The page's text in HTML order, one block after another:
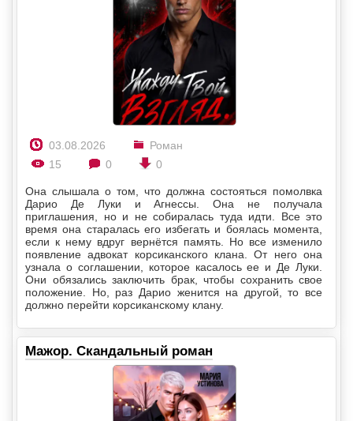
03.08.2026
Роман
15
0 0
Она слышала о том, что должна состояться помолвка
Дарио Де Луки и Агнессы. Она не получала
приглашения, но и не собиралась туда идти. Все это
время она старалась его избегать и боялась момента,
если к нему вдруг вернётся память. Но все изменило
появление адвокат корсиканского клана. От него она
узнала о соглашении, которое касалось ее и Де Луки.
Они обязались заключить брак, чтобы сохранить свое
положение. Но, раз Дарио женится на другой, то все
должно перейти корсиканскому клану.
Мажор. Скандальный роман